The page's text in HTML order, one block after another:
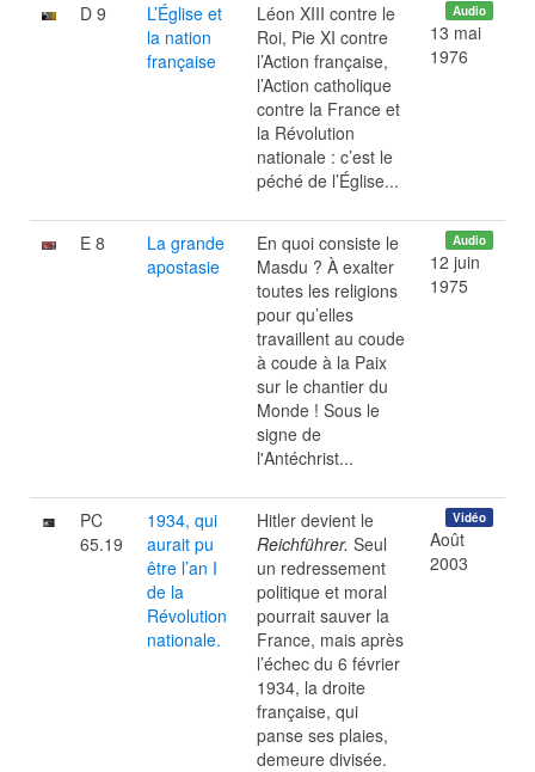
D 9
L’Église et
la nation
française
Léon XIII contre le
Roi, Pie XI contre
l’Action française,
l’Action catholique
contre la France et
la Révolution
nationale : c’est le
péché de l’Église...
Audio
13 mai
1976
E 8
La grande
apostasie
En quoi consiste le
Masdu ? À exalter
toutes les religions
pour qu’elles
travaillent au coude
à coude à la Paix
sur le chantier du
Monde ! Sous le
signe de
l'Antéchrist...
Audio
12 juin
1975
PC
65.19
1934, qui
aurait pu
être l’an I
de la
Révolution
nationale.
Hitler devient le
Reichführer. Seul
un redressement
politique et moral
pourrait sauver la
France, mais après
l’échec du 6 février
1934, la droite
française, qui
panse ses plaies,
demeure divisée.
Vidéo
Août
2003